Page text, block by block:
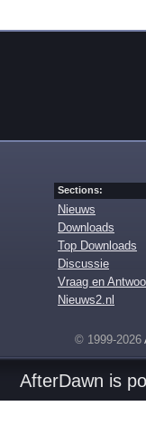
Sections:
Nieuws
Downloads
Top Downloads
Discussie
Vraag en
Nieuws2.nl
© 1999-2026
AfterDawn is